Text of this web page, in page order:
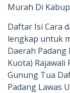
Murah Di
Daftar Isi Cara
lengkap untuk
Daerah Padang
Kuota)
Gunung Tua
Padang Lawas